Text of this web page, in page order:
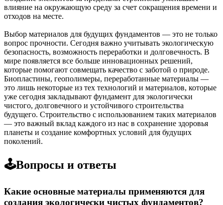
влияние на окружающую среду за счет сокращения времени и
отходов на месте.
Выбор материалов для будущих фундаментов — это не только
вопрос прочности. Сегодня важно учитывать экологическую
безопасность, возможность переработки и долговечность. В
мире появляется все больше инновационных решений,
которые помогают совмещать качество с заботой о природе.
Биопластины, геополимеры, переработанные материалы —
это лишь некоторые из тех технологий и материалов, которые
уже сегодня закладывают фундамент для экологически
чистого, долговечного и устойчивого строительства
будущего. Строительство с использованием таких материалов
— это важный вклад каждого из нас в сохранение здоровья
планеты и создание комфортных условий для будущих
поколений.
🕹️Вопросы и ответы
Какие основные материалы применяются для
создания экологически чистых фундаментов?